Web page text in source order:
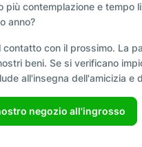
più contemplazione e
anno?
con il prossimo. La
beni. Se si verificano
all'insegna dell'amicizia e
negozio all'ingrosso